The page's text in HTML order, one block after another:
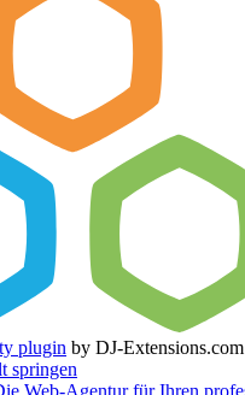
plugin by DJ-Extensions.com
springen